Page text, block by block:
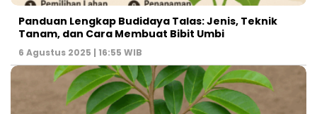
Panduan Lengkap Budidaya Talas: Jenis, Teknik
Tanam, dan Cara Membuat Bibit Umbi
6 Agustus 2025 | 16:55 WIB